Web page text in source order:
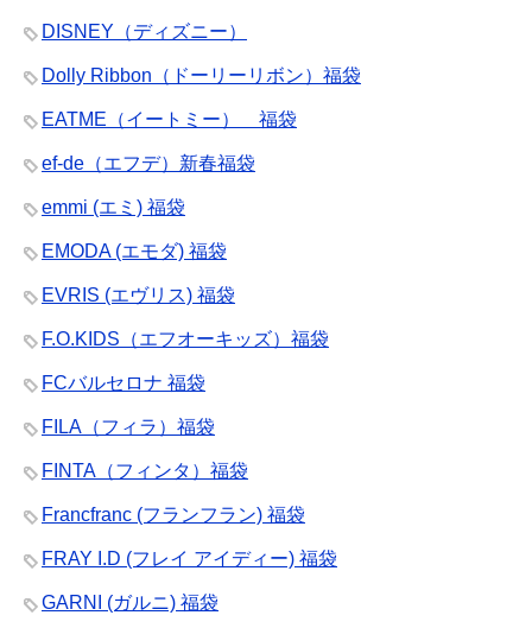
DISNEY（ディズニー）
Dolly Ribbon（ドーリーリボン）福袋
EATME（イートミー） 福袋
ef-de（エフデ）新春福袋
emmi (エミ) 福袋
EMODA (エモダ) 福袋
EVRIS (エヴリス) 福袋
F.O.KIDS（エフオーキッズ）福袋
FCバルセロナ 福袋
FILA（フィラ）福袋
FINTA（フィンタ）福袋
Francfranc (フランフラン) 福袋
FRAY I.D (フレイ アイディー) 福袋
GARNI (ガルニ) 福袋